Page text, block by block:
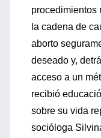
procedimientos
la cadena de
aborto
deseado y,
acceso a un
recibió
sobre su vida
socióloga